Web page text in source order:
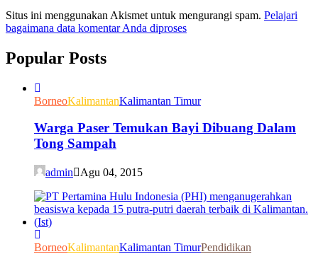
Situs ini menggunakan Akismet untuk mengurangi spam. Pelajari
bagaimana data komentar Anda diproses
Popular Posts
BorneoKalimantanKalimantan Timur
Warga Paser Temukan Bayi Dibuang Dalam
Tong Sampah
admin Agu 04, 2015
BorneoKalimantanKalimantan TimurPendidikan